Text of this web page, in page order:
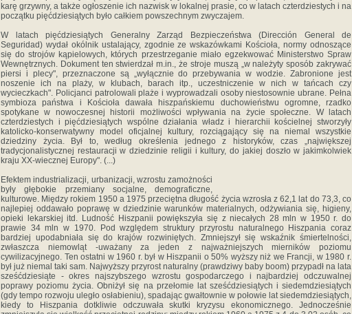
karę grzywny, a także ogłoszenie ich nazwisk w lokalnej prasie, co w latach czterdziestych i na
początku pięćdziesiątych było całkiem powszechnym zwyczajem.
W latach pięćdziesiątych Generalny Zarząd Bezpieczeństwa (Dirección General de
Seguridad) wydał okólnik ustalający, zgodnie ze wskazówkami Kościoła, normy odnoszące
się do strojów kąpielowych, których przestrzeganie miało egzekwować Ministerstwo Spraw
Wewnętrznych. Dokument ten stwierdzał m.in., że stroje muszą „w należyty sposób zakrywać
piersi i plecy", przeznaczone są „wyłącznie do przebywania w wodzie. Zabronione jest
noszenie ich na plaży, w klubach, barach itp., uczestniczenie w nich w tańcach czy
wycieczkach". Policjanci patrolowali plaże i wyprowadzali osoby niestosownie ubrane. Pełna
symbioza państwa i Kościoła dawała hiszpańskiemu duchowieństwu ogromne, rzadko
spotykane w nowoczesnej historii możliwości wpływania na życie społeczne. W latach
czterdziestych i pięćdziesiątych wspólne działania władz i hierarchii kościelnej stworzyły
katolicko-konserwatywny model oficjalnej kultury, rozciągający się na niemal wszystkie
dziedziny życia. Był to, według określenia jednego z historyków, czas „największej
tradycjonalistycznej restauracji w dziedzinie religii i kultury, do jakiej doszło w jakimkolwiek
kraju XX-wiecznej Europy". (...)
Efektem industrializacji, urbanizacji, wzrostu zamożności
były głębokie przemiany socjalne, demograficzne,
kulturowe. Między rokiem 1950 a 1975 przeciętna długość życia wzrosła z 62,1 lat do 73,3, co
najlepiej oddawało poprawę w dziedzinie warunków materialnych, odżywiania się, higieny,
opieki lekarskiej itd. Ludność Hiszpanii powiększyła się z niecałych 28 mln w 1950 r. do
prawie 34 mln w 1970. Pod względem struktury przyrostu naturalnego Hiszpania coraz
bardziej upodabniała się do krajów rozwiniętych. Zmniejszył się wskaźnik śmiertelności,
zwłaszcza niemowląt -uważany za jeden z najważniejszych mierników poziomu
cywilizacyjnego. Ten ostatni w 1960 r. był w Hiszpanii o 50% wyższy niż we Francji, w 1980 r.
był już niemal taki sam. Najwyższy przyrost naturalny (prawdziwy baby boom) przypadł na lata
sześćdziesiąte - okres najszybszego wzrostu gospodarczego i najbardziej odczuwalnej
poprawy poziomu życia. Obniżył się na przełomie lat sześćdziesiątych i siedemdziesiątych
(gdy tempo rozwoju uległo osłabieniu), spadając gwałtownie w połowie lat siedemdziesiątych,
kiedy to Hiszpania dotkliwie odczuwała skutki kryzysu ekonomicznego. Jednocześnie